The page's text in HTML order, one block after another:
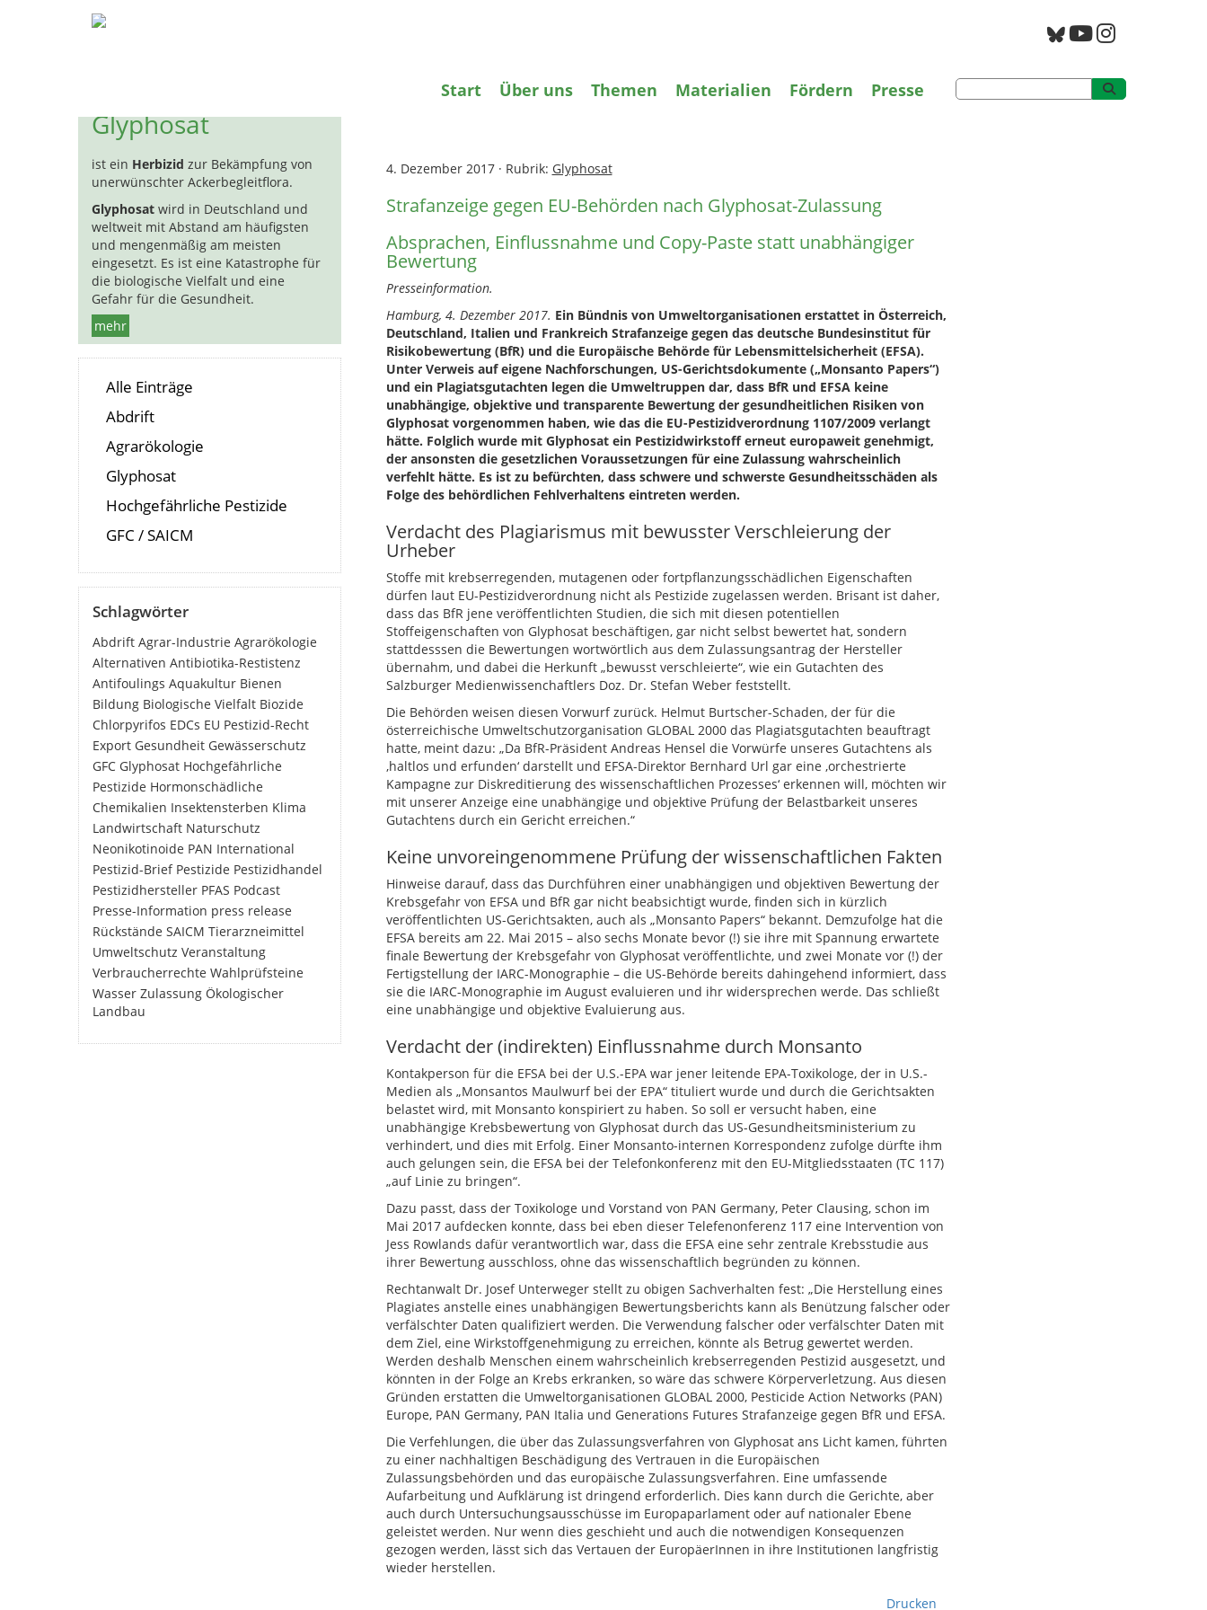
Start Über uns Themen Materialien Fördern Presse
Glyphosat
ist ein Herbizid zur Bekämpfung von
unerwünschter Ackerbegleitflora.
Glyphosat wird in Deutschland und
weltweit mit Abstand am häufigsten
und mengenmäßig am meisten
eingesetzt. Es ist eine Katastrophe für
die biologische Vielfalt und eine
Gefahr für die Gesundheit.
mehr
Alle Einträge
Abdrift
Agrarökologie
Glyphosat
Hochgefährliche Pestizide
GFC / SAICM
Schlagwörter
Abdrift Agrar-Industrie Agrarökologie
Alternativen Antibiotika-Restistenz
Antifoulings Aquakultur Bienen
Bildung Biologische Vielfalt Biozide
Chlorpyrifos EDCs EU Pestizid-Recht
Export Gesundheit Gewässerschutz
GFC Glyphosat Hochgefährliche
Pestizide Hormonschädliche
Chemikalien Insektensterben Klima
Landwirtschaft Naturschutz
Neonikotinoide PAN International
Pestizid-Brief Pestizide Pestizidhandel
Pestizidhersteller PFAS Podcast
Presse-Information press release
Rückstände SAICM Tierarzneimittel
Umweltschutz Veranstaltung
Verbraucherrechte Wahlprüfsteine
Wasser Zulassung Ökologischer
Landbau
Pestizide »Strafanzeige gegen EU-Behörden nach Glyphosat-Zulassung
4. Dezember 2017· Rubrik: Glyphosat
Strafanzeige gegen EU-Behörden nach Glyphosat-Zulassung
Absprachen, Einflussnahme und Copy-Paste statt unabhängiger
Bewertung
Presseinformation.
Hamburg, 4. Dezember 2017. Ein Bündnis von Umweltorganisationen erstattet in Österreich,
Deutschland, Italien und Frankreich Strafanzeige gegen das deutsche Bundesinstitut für
Risikobewertung (BfR) und die Europäische Behörde für Lebensmittelsicherheit (EFSA).
Unter Verweis auf eigene Nachforschungen, US-Gerichtsdokumente („Monsanto Papers“)
und ein Plagiatsgutachten legen die Umweltruppen dar, dass BfR und EFSA keine
unabhängige, objektive und transparente Bewertung der gesundheitlichen Risiken von
Glyphosat vorgenommen haben, wie das die EU-Pestizidverordnung 1107/2009 verlangt
hätte. Folglich wurde mit Glyphosat ein Pestizidwirkstoff erneut europaweit genehmigt,
der ansonsten die gesetzlichen Voraussetzungen für eine Zulassung wahrscheinlich
verfehlt hätte. Es ist zu befürchten, dass schwere und schwerste Gesundheitsschäden als
Folge des behördlichen Fehlverhaltens eintreten werden.
Verdacht des Plagiarismus mit bewusster Verschleierung der
Urheber
Stoffe mit krebserregenden, mutagenen oder fortpflanzungsschädlichen Eigenschaften
dürfen laut EU-Pestizidverordnung nicht als Pestizide zugelassen werden. Brisant ist daher,
dass das BfR jene veröffentlichten Studien, die sich mit diesen potentiellen
Stoffeigenschaften von Glyphosat beschäftigen, gar nicht selbst bewertet hat, sondern
stattdesssen die Bewertungen wortwörtlich aus dem Zulassungsantrag der Hersteller
übernahm, und dabei die Herkunft „bewusst verschleierte“, wie ein Gutachten des
Salzburger Medienwissenchaftlers Doz. Dr. Stefan Weber feststellt.
Die Behörden weisen diesen Vorwurf zurück. Helmut Burtscher-Schaden, der für die
österreichische Umweltschutzorganisation GLOBAL 2000 das Plagiatsgutachten beauftragt
hatte, meint dazu: „Da BfR-Präsident Andreas Hensel die Vorwürfe unseres Gutachtens als
‚haltlos und erfunden‘ darstellt und EFSA-Direktor Bernhard Url gar eine ‚orchestrierte
Kampagne zur Diskreditierung des wissenschaftlichen Prozesses‘ erkennen will, möchten wir
mit unserer Anzeige eine unabhängige und objektive Prüfung der Belastbarkeit unseres
Gutachtens durch ein Gericht erreichen.“
Keine unvoreingenommene Prüfung der wissenschaftlichen Fakten
Hinweise darauf, dass das Durchführen einer unabhängigen und objektiven Bewertung der
Krebsgefahr von EFSA und BfR gar nicht beabsichtigt wurde, finden sich in kürzlich
veröffentlichten US-Gerichtsakten, auch als „Monsanto Papers“ bekannt. Demzufolge hat die
EFSA bereits am 22. Mai 2015 – also sechs Monate bevor (!) sie ihre mit Spannung erwartete
finale Bewertung der Krebsgefahr von Glyphosat veröffentlichte, und zwei Monate vor (!) der
Fertigstellung der IARC-Monographie – die US-Behörde bereits dahingehend informiert, dass
sie die IARC-Monographie im August evaluieren und ihr widersprechen werde. Das schließt
eine unabhängige und objektive Evaluierung aus.
Verdacht der (indirekten) Einflussnahme durch Monsanto
Kontakperson für die EFSA bei der U.S.-EPA war jener leitende EPA-Toxikologe, der in U.S.-
Medien als „Monsantos Maulwurf bei der EPA“ tituliert wurde und durch die Gerichtsakten
belastet wird, mit Monsanto konspiriert zu haben. So soll er versucht haben, eine
unabhängige Krebsbewertung von Glyphosat durch das US-Gesundheitsministerium zu
verhindert, und dies mit Erfolg. Einer Monsanto-internen Korrespondenz zufolge dürfte ihm
auch gelungen sein, die EFSA bei der Telefonkonferenz mit den EU-Mitgliedsstaaten (TC 117)
„auf Linie zu bringen“.
Dazu passt, dass der Toxikologe und Vorstand von PAN Germany, Peter Clausing, schon im
Mai 2017 aufdecken konnte, dass bei eben dieser Telefenonferenz 117 eine Intervention von
Jess Rowlands dafür verantwortlich war, dass die EFSA eine sehr zentrale Krebsstudie aus
ihrer Bewertung ausschloss, ohne das wissenschaftlich begründen zu können.
Rechtanwalt Dr. Josef Unterweger stellt zu obigen Sachverhalten fest: „Die Herstellung eines
Plagiates anstelle eines unabhängigen Bewertungsberichts kann als Benützung falscher oder
verfälschter Daten qualifiziert werden. Die Verwendung falscher oder verfälschter Daten mit
dem Ziel, eine Wirkstoffgenehmigung zu erreichen, könnte als Betrug gewertet werden.
Werden deshalb Menschen einem wahrscheinlich krebserregenden Pestizid ausgesetzt, und
könnten in der Folge an Krebs erkranken, so wäre das schwere Körperverletzung. Aus diesen
Gründen erstatten die Umweltorganisationen GLOBAL 2000, Pesticide Action Networks (PAN)
Europe, PAN Germany, PAN Italia und Generations Futures Strafanzeige gegen BfR und EFSA.
Die Verfehlungen, die über das Zulassungsverfahren von Glyphosat ans Licht kamen, führten
zu einer nachhaltigen Beschädigung des Vertrauen in die Europäischen
Zulassungsbehörden und das europäische Zulassungsverfahren. Eine umfassende
Aufarbeitung und Aufklärung ist dringend erforderlich. Dies kann durch die Gerichte, aber
auch durch Untersuchungsausschüsse im Europaparlament oder auf nationaler Ebene
geleistet werden. Nur wenn dies geschieht und auch die notwendigen Konsequenzen
gezogen werden, lässt sich das Vertauen der EuropäerInnen in ihre Institutionen langfristig
wieder herstellen.
Drucken